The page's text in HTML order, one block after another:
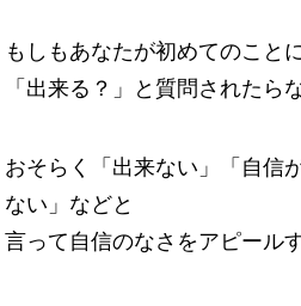
もしもあなたが初めてのこと
「出来る？」と質問されたら
おそらく「出来ない」「自信
ない」などと
言って自信のなさをアピール